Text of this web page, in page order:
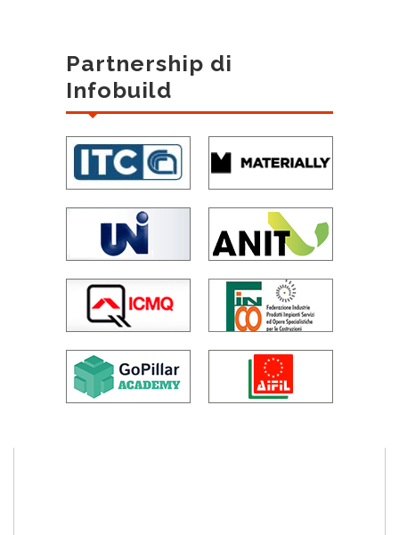
Partnership di
Infobuild